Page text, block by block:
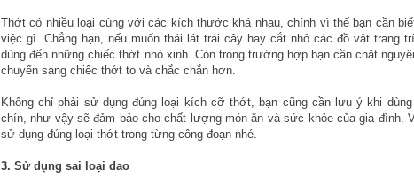
Thớt có nhiều loại cùng với các kích thước khá nhau, chính vì thế bạn cần
việc gì. Chẳng hạn, nếu muốn thái lát trái cây hay cắt nhỏ các đồ vật trang
dùng đến những chiếc thớt nhỏ xinh. Còn trong trường hợp bạn cần chặt
chuyển sang chiếc thớt to và chắc chắn hơn.
Không chỉ phải sử dụng đúng loại kích cỡ thớt, bạn cũng cần lưu ý khi
chín, như vậy sẽ đảm bảo cho chất lượng món ăn và sức khỏe của gia đình.
sử dụng đúng loại thớt trong từng công đoạn nhé.
3. Sử dụng sai loại dao